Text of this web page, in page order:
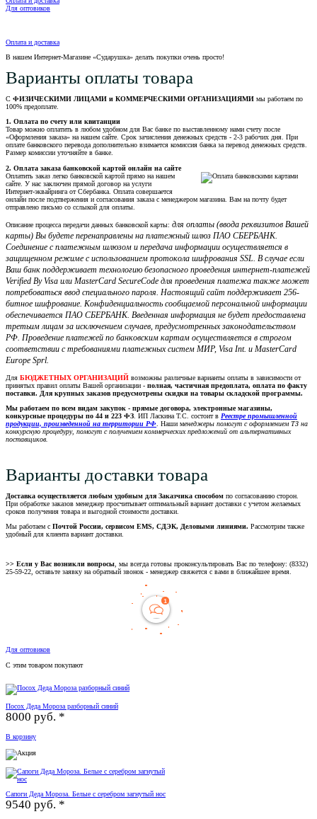
Для оптовиков
Оплата и доставка
В нашем Интернет-Магазине «Сударушка» делать покупки очень просто!
Варианты оплаты товара
С ФИЗИЧЕСКИМИ ЛИЦАМИ и КОММЕРЧЕСКИМИ ОРГАНИЗАЦИЯМИ мы работаем по
100% предоплате.
1. Оплата по счету или квитанции
Товар можно оплатить в любом удобном для Вас банке по выставленному нами счету после
«Оформления заказа» на нашем сайте. Срок зачисления денежных средств - 2-3 рабочих дня. При
оплате банковского перевода дополнительно взимается комиссия банка за перевод денежных средств.
Размер комиссии уточняйте в банке.
2. Оплата заказа банковской картой онлайн на сайте
Оплатить заказ легко банковской картой прямо на нашем
сайте. У нас заключен прямой договор на услуги
Интернет-эквайринга от Сбербанка. Оплата совершается
онлайн после подтвержения и согласования заказа с менеджером магазина. Вам на почту будет
отправлено письмо со сслыкой для оплаты.
Описание процесса передачи данных банковской карты: для оплаты (ввода реквизитов Вашей
карты) Вы будете перенаправлены на платежный шлюз ПАО СБЕРБАНК.
Соединение с платежным шлюзом и передача информации осуществляется в
защищенном режиме с использованием протокола шифрования SSL. В случае если
Ваш банк поддерживает технологию безопасного проведения интернет-платежей
Verified By Visa или MasterCard SecureCode для проведения платежа также может
потребоваться ввод специального пароля. Настоящий сайт поддерживает 256-
битное шифрование. Конфиденциальность сообщаемой персональной информации
обеспечивается ПАО СБЕРБАНК. Введенная информация не будет предоставлена
третьим лицам за исключением случаев, предусмотренных законодательством
РФ. Проведение платежей по банковским картам осуществляется в строгом
соответствии с требованиями платежных систем МИР, Visa Int. и MasterCard
Europe Sprl.
Для БЮДЖЕТНЫХ ОРГАНИЗАЦИЙ возможны различные варианты оплаты в зависимости от
принятых правил оплаты Вашей организации - полная, частичная предоплата, оплата по факту
поставки. Для крупных заказов предусмотрены скидки на товары складской программы.
Мы работаем по всем видам закупок - прямые договора, электронные магазины,
конкурсные процедуры по 44 и 223 ФЗ . ИП Ласкина Т.С. состоит в Реестре промышленной
продукции, произведенной на территории РФ . Наши менеджеры помогут с оформлением ТЗ на
конкурсную процедуру, помогут с получением коммерческих предложений от альтернативных
поставщиков.
Варианты доставки товара
Доставка осуществляется любым удобным для Заказчика способом по согласованию сторон.
При обработке заказов менеджер просчитывает оптимальный вариант доставки с учетом желаемых
сроков получения товара и выгодной стоимости доставки.
Мы работаем с Почтой России, сервисом EMS, СДЭК, Деловыми линиями. Рассмотрим также
удобный для клиента вариант доставки.
>> Если у Вас возникли вопросы , мы всегда готовы проконсультировать Вас по телефону: (8332)
25-59-22, оставьте заявку на обратный звонок - менеджер свяжется с вами в ближайшее время.
Для оптовиков
С этим товаром покупают
Посох Деда Мороза разборный синий
8000 руб. *
В корзину
Сапоги Деда Мороза. Белые с серебром загнутый нос
9540 руб. *